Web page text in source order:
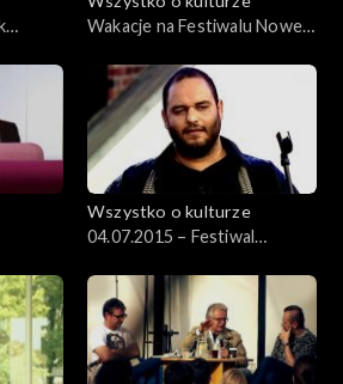
Wakacje na Festiwalu Nowe
Wszystko o kulturze
04.07.2015 – Festiwal